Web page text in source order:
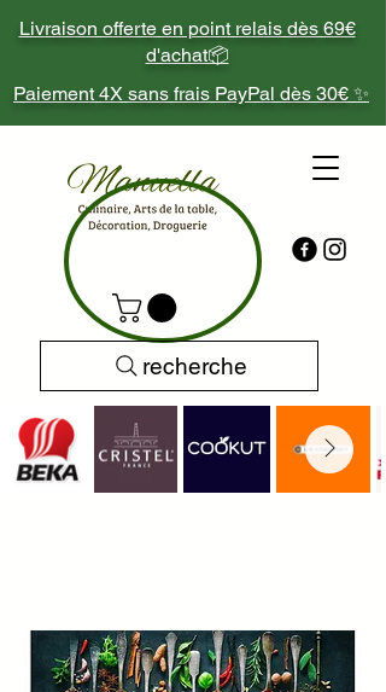
Livraison offerte en point relais dès 69€
d'achat📦
Paiement 4X sans frais PayPal dès 30€ ✨
recherche